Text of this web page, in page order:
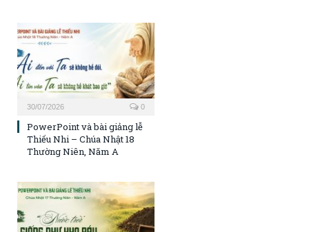
30/07/2026 0
PowerPoint và bài giảng lễ
Thiếu Nhi – Chúa Nhật 18
Thường Niên, Năm A